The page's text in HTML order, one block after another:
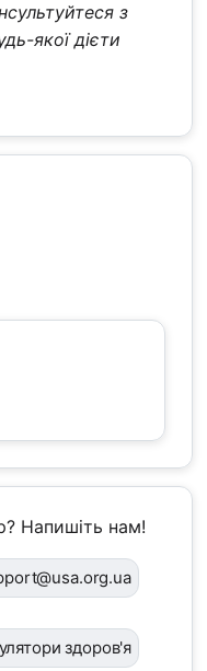
з
якої дієти
Напишіть нам!
здоров'я